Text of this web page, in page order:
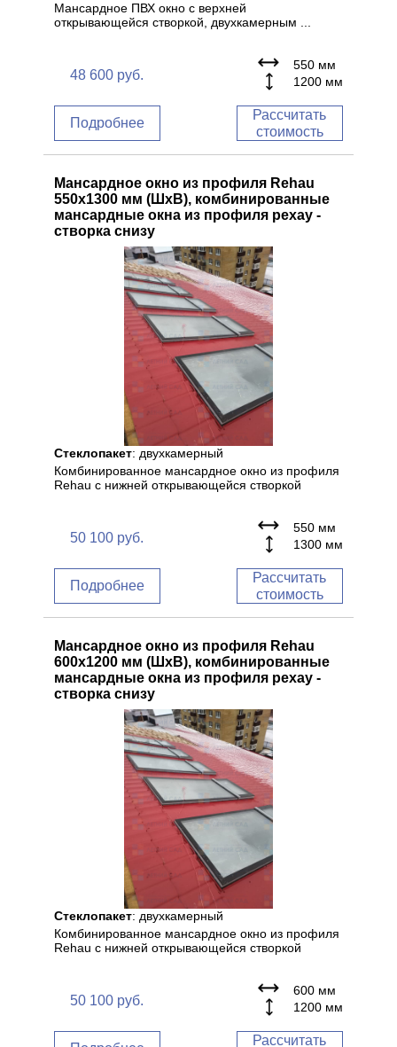
Мансардное ПВХ окно с верхней
открывающейся створкой, двухкамерным ...
550 мм
1200 мм
48 600 руб.
Подробнее
Рассчитать
стоимость
Мансардное окно из профиля Rehau
550x1300 мм (ШхВ), комбинированные
мансардные окна из профиля рехау -
створка снизу
Стеклопакет: двухкамерный
Комбинированное мансардное окно из профиля
Rehau с нижней открывающейся створкой
550 мм
1300 мм
50 100 руб.
Подробнее
Рассчитать
стоимость
Мансардное окно из профиля Rehau
600x1200 мм (ШхВ), комбинированные
мансардные окна из профиля рехау -
створка снизу
Стеклопакет: двухкамерный
Комбинированное мансардное окно из профиля
Rehau с нижней открывающейся створкой
600 мм
1200 мм
50 100 руб.
Рассчитать